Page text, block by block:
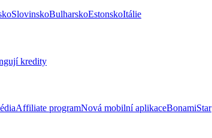
SlovinskoBulharskoEstonskoItálie
kredity
Affiliate programNová mobilní aplikaceBonamiStar